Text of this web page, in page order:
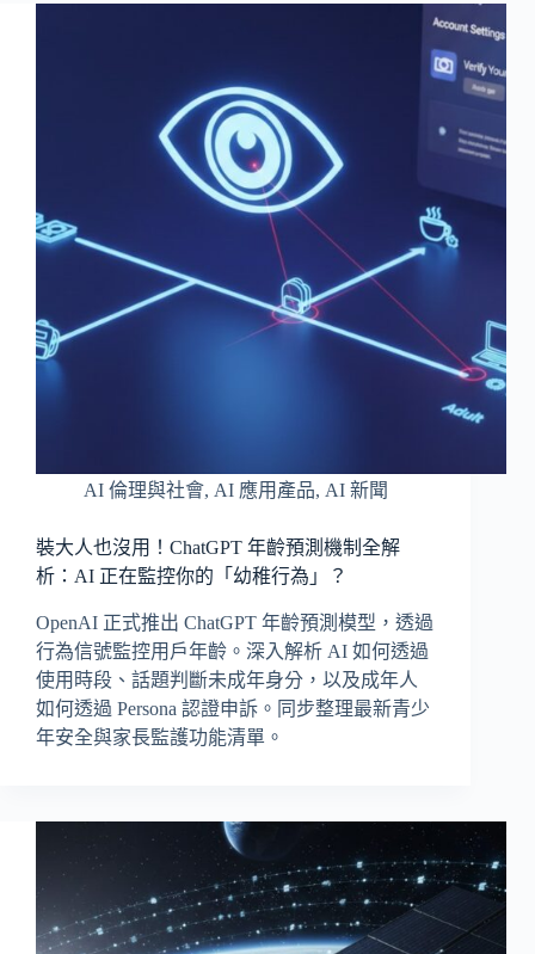
AI 倫理與社會, AI 應用產品, AI 新聞
裝大人也沒用！ChatGPT 年齡預測機制全解
析：AI 正在監控你的「幼稚行為」？
OpenAI 正式推出 ChatGPT 年齡預測模型，透過
行為信號監控用戶年齡。深入解析 AI 如何透過
使用時段、話題判斷未成年身分，以及成年人
如何透過 Persona 認證申訴。同步整理最新青少
年安全與家長監護功能清單。